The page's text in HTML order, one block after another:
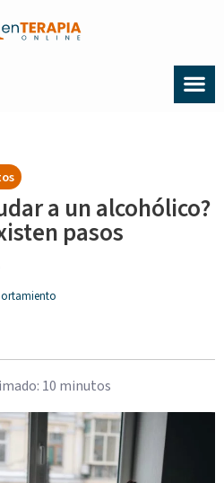
a un alcohólico?
pasos
10 minutos